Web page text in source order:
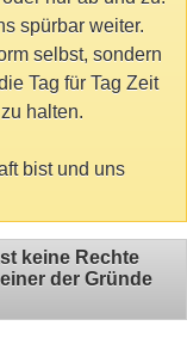
spürbar weiter.
selbst, sondern
Tag für Tag Zeit
halten.
bist und uns
keine Rechte
der Gründe